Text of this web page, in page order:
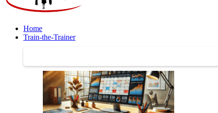
Home
Train-the-Trainer